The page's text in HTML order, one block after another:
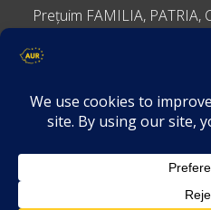
Prețuim FAMILIA, PATRIA,
VINO
Descarcă
Termeni și condiții